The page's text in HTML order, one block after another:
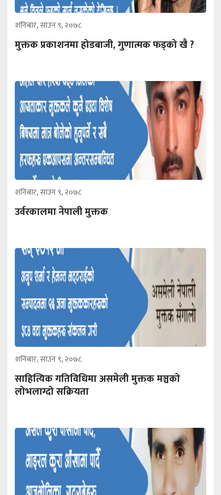
शनिबार, साउन ९, २०७८
मुक्तक प्रकाशनमा होडबाजी, गुणात्मक फड्को खै ?
शनिबार, साउन ९, २०७८
उर्वरकालमा नेपाली मुक्तक
शनिबार, साउन ९, २०७८
साहित्यिक गतिविधिमा असमेली मुक्तक मञ्चको
लोभलाग्दो सक्रियता